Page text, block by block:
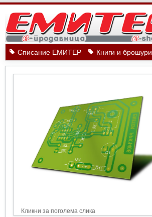
Списание ЕМИТЕР Книги и брошури
Кликни за поголема слика